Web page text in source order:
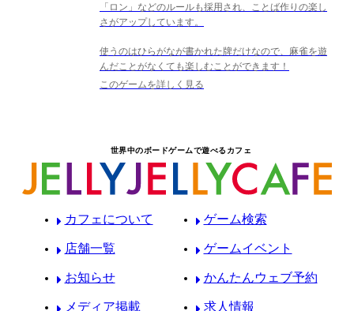
「ロン」などのルールも採用され、ことば作りの楽し
さがアップしています。
使うのはひらがなが書かれた牌だけなので、麻雀を遊
んだことがなくても楽しむことができます！
このゲームを詳しく見る
世界中のボードゲームで遊べるカフェ
カフェについて ゲーム検索
店舗一覧 ゲームイベント
お知らせ かんたんウェブ予約
メディア掲載 求人情報